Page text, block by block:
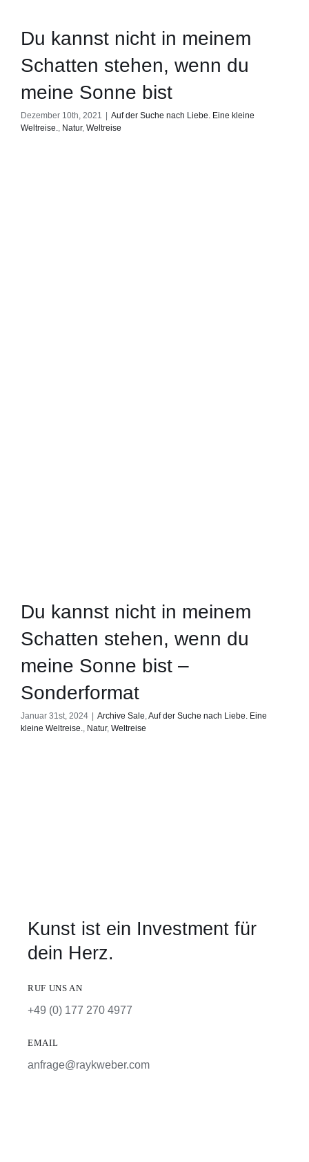
Du kannst nicht in meinem
Schatten stehen, wenn du
meine Sonne bist
Dezember 10th, 2021 | Auf der Suche nach Liebe. Eine kleine
Weltreise.
Natur, Weltreise
Du kannst nicht in meinem
Schatten stehen, wenn du
meine Sonne bist –
Sonderformat
Januar 31st, 2024 Archive Sale,Auf der Suche nach Liebe. Eine
kleine Weltreise., Natur, Weltreise
Kunst ist ein Investment für
dein Herz.
RUF UNS AN
+49 (0) 177 270 4977
EMAIL
anfrage@raykweber.com